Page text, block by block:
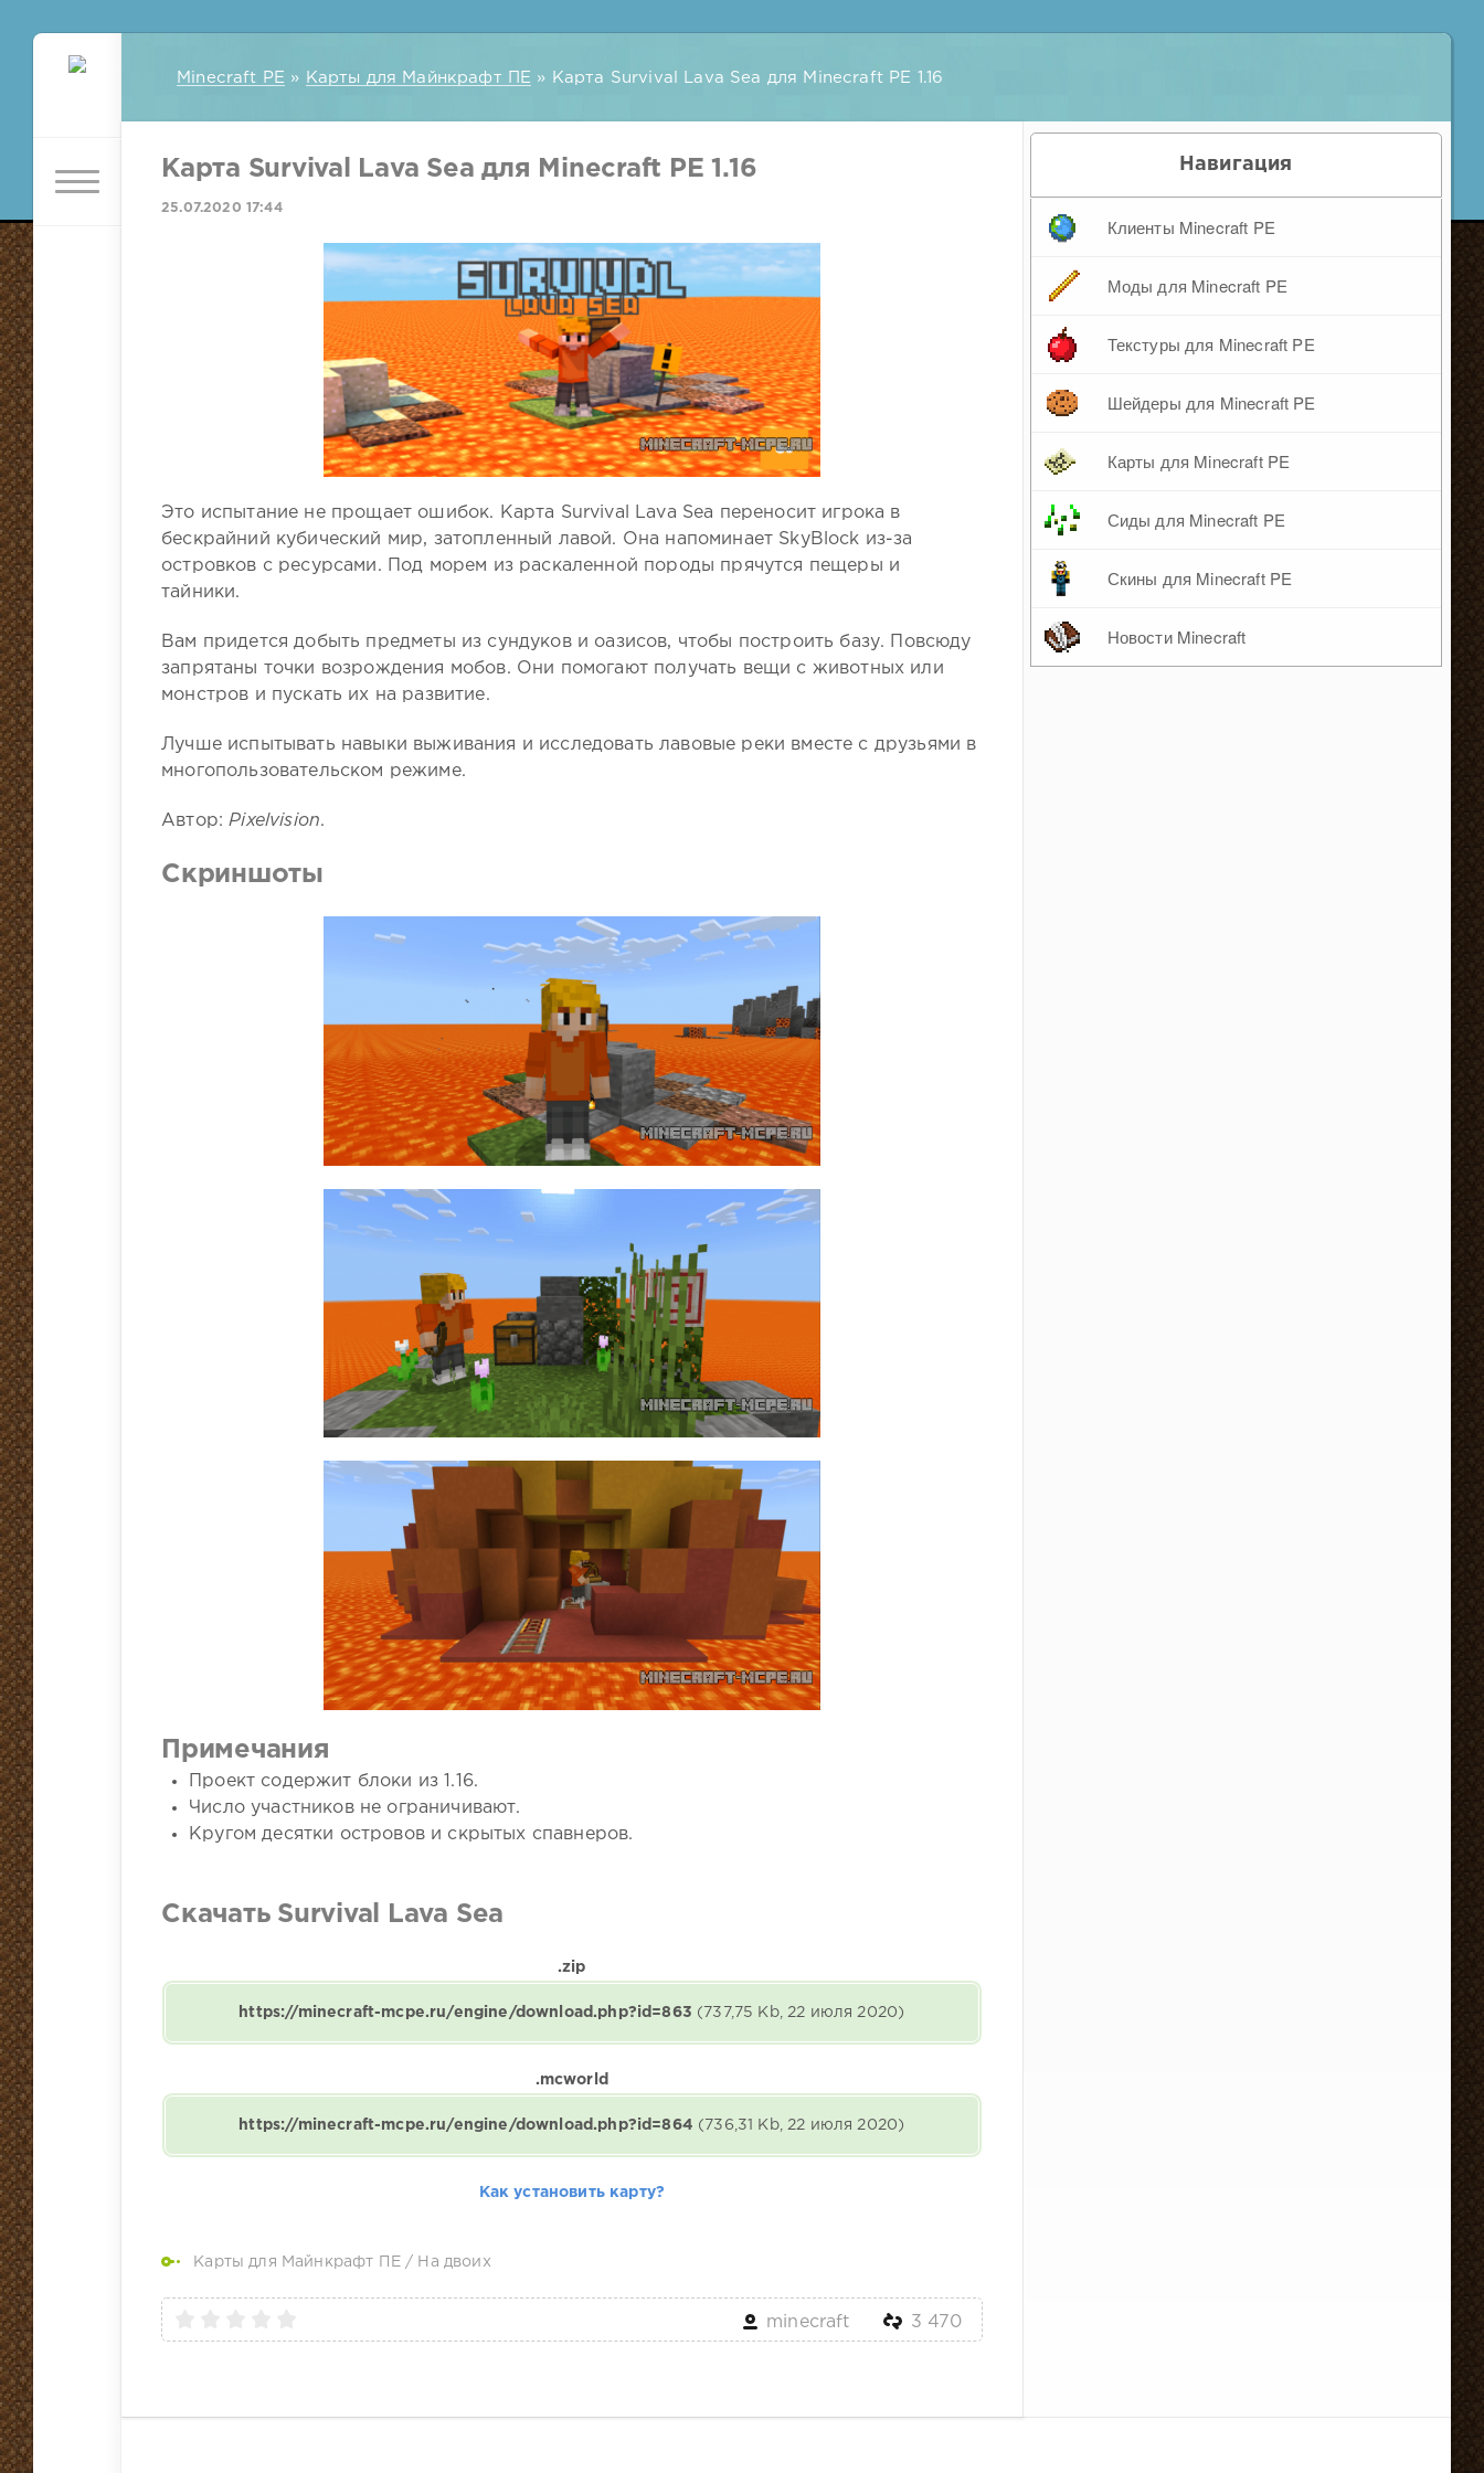
Minecraft PE » Карты для Майнкрафт ПЕ » Карта Survival Lava Sea для Minecraft PE 1.16
Карта Survival Lava Sea для Minecraft PE 1.16
25.07.2020 17:44
Это испытание не прощает ошибок. Карта Survival Lava Sea переносит игрока в
бескрайний кубический мир, затопленный лавой. Она напоминает SkyBlock из-за
островков с ресурсами. Под морем из раскаленной породы прячутся пещеры и
тайники.
Вам придется добыть предметы из сундуков и оазисов, чтобы построить базу. Повсюду
запрятаны точки возрождения мобов. Они помогают получать вещи с животных или
монстров и пускать их на развитие.
Лучше испытывать навыки выживания и исследовать лавовые реки вместе с друзьями в
многопользовательском режиме.
Автор:Pixelvision.
Скриншоты
Примечания
Проект содержит блоки из 1.16.
Число участников не ограничивают.
Кругом десятки островов и скрытых спавнеров.
Скачать Survival Lava Sea
.zip
https://minecraft-mcpe.ru/engine/download.php?id=863 (737,75 Kb, 22 июля 2020)
.mcworld
https://minecraft-mcpe.ru/engine/download.php?id=864 (736,31 Kb, 22 июля 2020)
Как установить карту?
Карты для Майнкрафт ПЕ/ На двоих
minecraft 3 470
Навигация
Клиенты Minecraft PE
Моды для Minecraft PE
Текстуры для Minecraft PE
Шейдеры для Minecraft PE
Карты для Minecraft PE
Сиды для Minecraft PE
Скины для Minecraft PE
Новости Minecraft